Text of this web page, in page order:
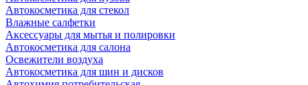
Автокосметика для стекол
Влажные салфетки
Аксессуары для мытья и полировки
Автокосметика для салона
Освежители воздуха
Автокосметика для шин и дисков